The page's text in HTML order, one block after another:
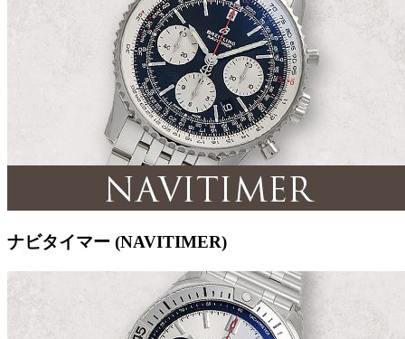
ナビタイマー (NAVITIMER)